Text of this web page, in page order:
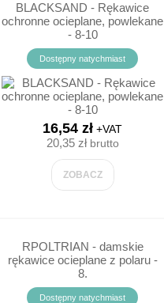
BLACKSAND - Rękawice
ochronne ocieplane, powlekane
- 8-10
Dostępny natychmiast
16,54 zł +VAT
20,35 złbrutto
ZOBACZ
RPOLTRIAN - damskie
rękawice ocieplane z polaru -
8.
Dostępny natychmiast